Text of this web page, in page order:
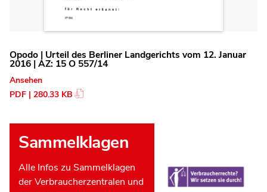
Opodo | Urteil des Berliner Landgerichts vom 12. Januar
2016 | AZ: 15 O 557/14
Ansehen
PDF | 280.33 KB
Sammelklagen
Alle Infos zu Sammelklagen
der Verbraucherzentralen und